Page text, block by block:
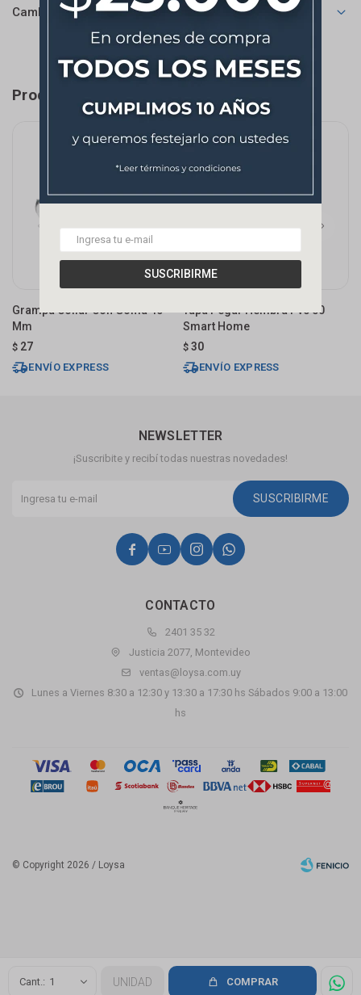
SUSCRIBIRME
1 UNIDAD COMPRAR
Cambios y Devoluciones
Productos que te pueden interesar
Grampa Collar Con Goma 40
Mm
$ 27
ENVÍO EXPRESS
Tapa Pegar Hembra Pvc 50
Smart Home
$ 30
ENVÍO EXPRESS
CONTACTO
2401 35 32
Justicia 2077, Montevideo
ventas@loysa.com.uy
Lunes a Viernes 8:30 a 12:30 y 13:30 a 17:30 hs Sábados 9:00 a 13:00
hs
NEWSLETTER
¡Suscribite y recibí todas nuestras novedades!
SUSCRIBIRME
   
© Copyright 2026 / Loysa
Fenicio